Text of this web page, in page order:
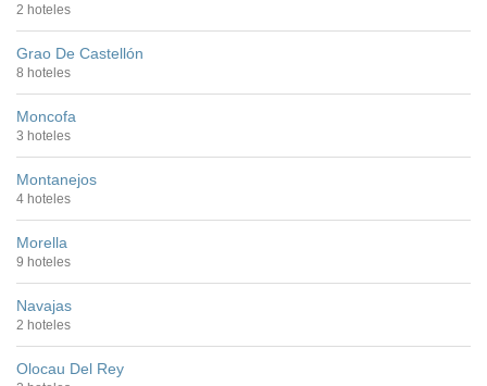
2 hoteles
Grao De Castellón
8 hoteles
Moncofa
3 hoteles
Montanejos
4 hoteles
Morella
9 hoteles
Navajas
2 hoteles
Olocau Del Rey